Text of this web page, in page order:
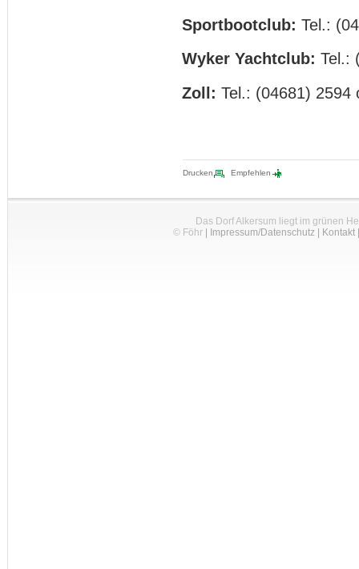
Sportbootclub: Tel.:
Wyker Yachtclub: Tel.:
Zoll: Tel.: (04681) 2594
Drucken Empfehlen
Das Dorf Alkersum liegt im grünen
© Föhr| Impressum/Datenschutz| Kontakt